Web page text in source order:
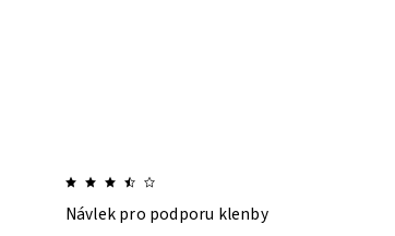
Návlek pro podporu klenby